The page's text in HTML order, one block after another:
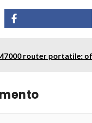
router portatile: